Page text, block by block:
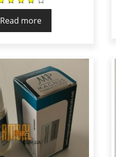
Read more